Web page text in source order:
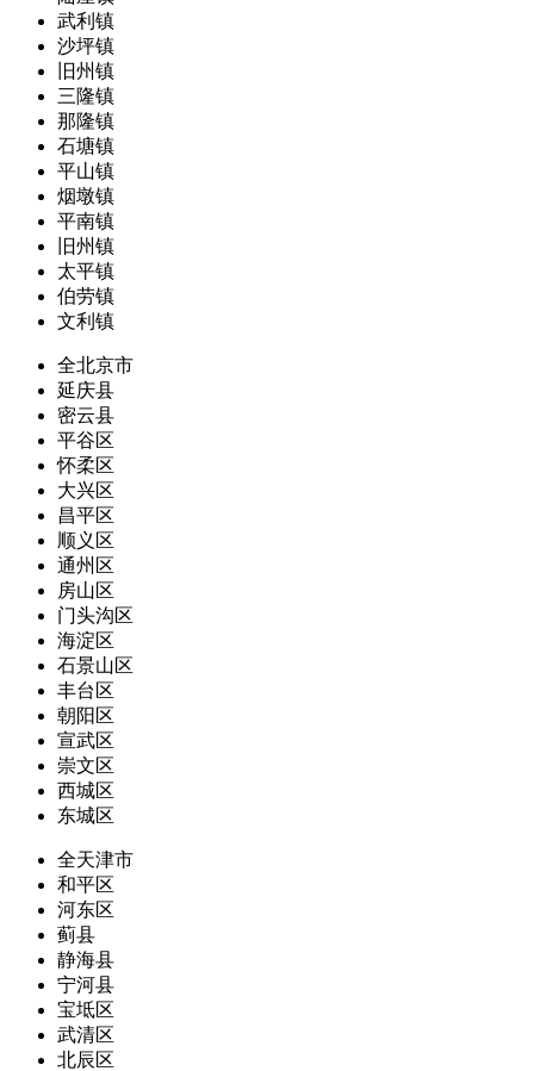
武利镇
沙坪镇
旧州镇
三隆镇
那隆镇
石塘镇
平山镇
烟墩镇
平南镇
旧州镇
太平镇
伯劳镇
文利镇
全北京市
延庆县
密云县
平谷区
怀柔区
大兴区
昌平区
顺义区
通州区
房山区
门头沟区
海淀区
石景山区
丰台区
朝阳区
宣武区
崇文区
西城区
东城区
全天津市
和平区
河东区
蓟县
静海县
宁河县
宝坻区
武清区
北辰区